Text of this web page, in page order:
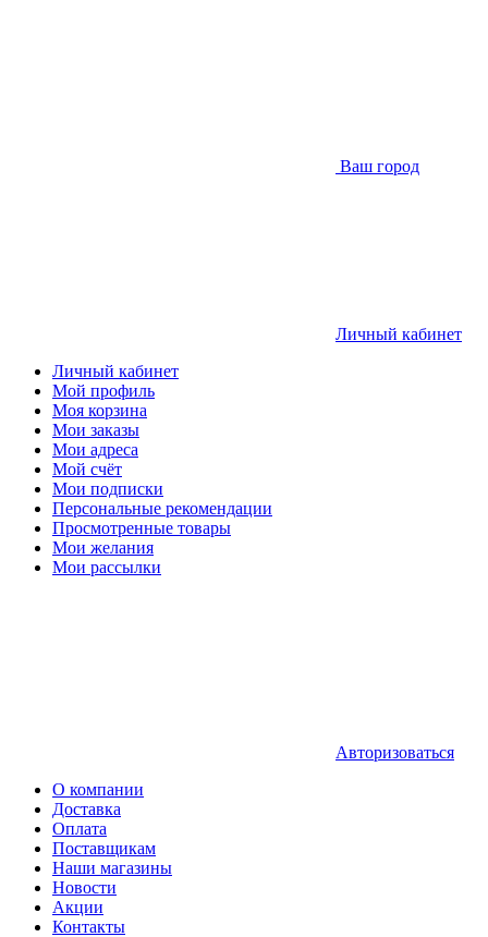
Ваш город
Личный кабинет
Личный кабинет
Мой профиль
Моя корзина
Мои заказы
Мои адреса
Мой счёт
Мои подписки
Персональные рекомендации
Просмотренные товары
Мои желания
Мои рассылки
Авторизоваться
О компании
Доставка
Оплата
Поставщикам
Наши магазины
Новости
Акции
Контакты